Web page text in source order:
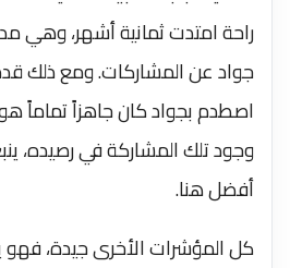
راحة امتدت ثمانية أشهر، وهي
جواد عن المشاركات. ومع ذلك
اصطدم بجواد كان جاهزاً تماماً
وجود تلك المشاركة في رصيده،
أفضل هنا.
كل المؤشرات الأخرى جيدة، فهو